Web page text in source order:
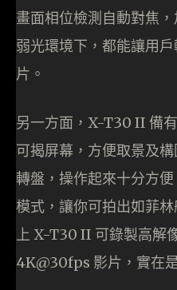
畫面相位檢測自動對焦
弱光環境下，都能讓用
片。
另一方面，X-T30 II 備
可揭屏幕，方便取景及
轉盤，操作起來十分方
模式，讓你可拍出如菲
上 X-T30 II 可錄製高解
4K@30fps 影片，實在